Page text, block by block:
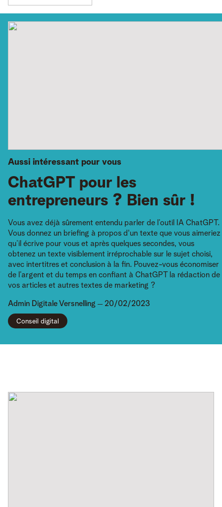
ChatGPT pour les
entrepreneurs ? Bien sûr !
Aussi intéressant pour vous
Vous avez déjà sûrement entendu parler de l’outil IA ChatGPT.
Vous donnez un briefing à propos d'un texte que vous aimeriez
qu’il écrive pour vous et après quelques secondes, vous
obtenez un texte visiblement irréprochable sur le sujet choisi,
avec intertitres et conclusion à la fin. Pouvez-vous économiser
de l’argent et du temps en confiant à ChatGPT la rédaction de
vos articles et autres textes de marketing ?
Admin Digitale Versnelling 20/02/2023
Conseil digital